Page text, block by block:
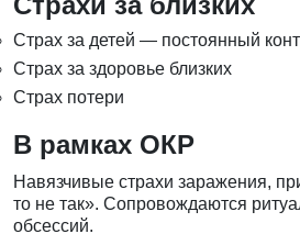
Страх за детей — постоянный
Страх за здоровье близких
Страх потери
В рамках ОКР
Навязчивые страхи заражения,
то не так». Сопровождаются
обсессий.